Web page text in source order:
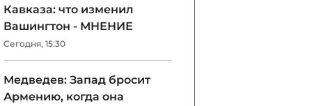
Кавказа: что изменил
Вашингтон - МНЕНИЕ
Сегодня, 15:30
Медведев: Запад бросит
Армению, когда она